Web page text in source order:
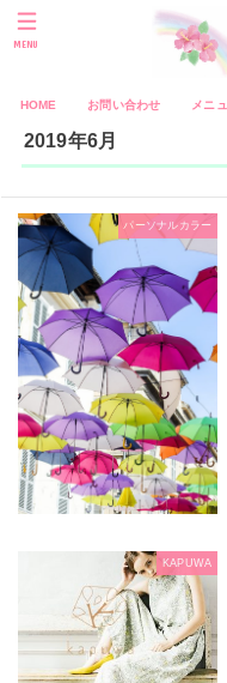
HOME お問い合わせ メニ
MENU
2019年6月
パーソナルカラー
KAPUWA